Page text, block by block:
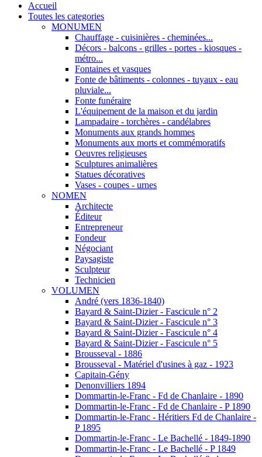
Accueil
Toutes les categories
MONUMEN
Chauffage - cuisinières - cheminées...
Décors - balcons - grilles - portes - kiosques -
métro...
Fontaines et vasques
Fonte de bâtiments - colonnes - tuyaux - eau
pluviale...
Fonte funéraire
L'équipement de la maison et du jardin
Lampadaire - torchères - candélabres
Monuments aux grands hommes
Monuments aux morts et commémoratifs
Oeuvres religieuses
Sculptures animalières
Statues décoratives
Vases - coupes - urnes
NOMEN
Architecte
Éditeur
Entrepreneur
Fondeur
Négociant
Paysagiste
Sculpteur
Technicien
VOLUMEN
André (vers 1836-1840)
Bayard & Saint-Dizier - Fascicule n° 2
Bayard & Saint-Dizier - Fascicule n° 3
Bayard & Saint-Dizier - Fascicule n° 4
Bayard & Saint-Dizier - Fascicule n° 5
Brousseval - 1886
Brousseval - Matériel d'usines à gaz - 1923
Capitain-Gény
Denonvilliers 1894
Dommartin-le-Franc - Fd de Chanlaire - 1890
Dommartin-le-Franc - Fd de Chanlaire - P 1890
Dommartin-le-Franc - Héritiers Fd de Chanlaire -
P 1895
Dommartin-le-Franc - Le Bachellé - 1849-1890
Dommartin-le-Franc - Le Bachellé - P 1849